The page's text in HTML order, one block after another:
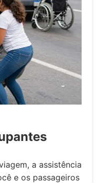
a assistência
e os passageiros